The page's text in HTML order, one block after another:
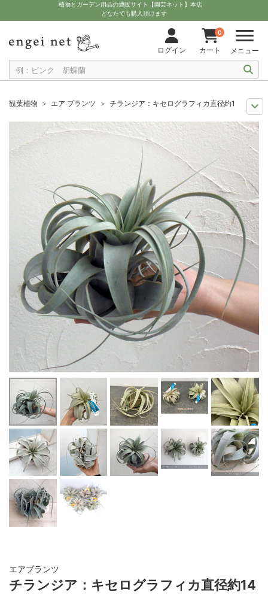
植物とガーデン用品の通販サイト【園芸ネット】本店
どなたでも購入頂けます
ログイン
0
カート メニュー
観葉植物 エア プランツ
チランジア：キセログラフィカ直径約14～16cm
観葉植物特集
珍奇植物ビザールプランツ
チランジア：キセログラフィ
観葉植物特集
エアプランツを楽しもう チランジア：キセログラフィカ
エアプランツ
チランジア：キセログラフィカ直径約14